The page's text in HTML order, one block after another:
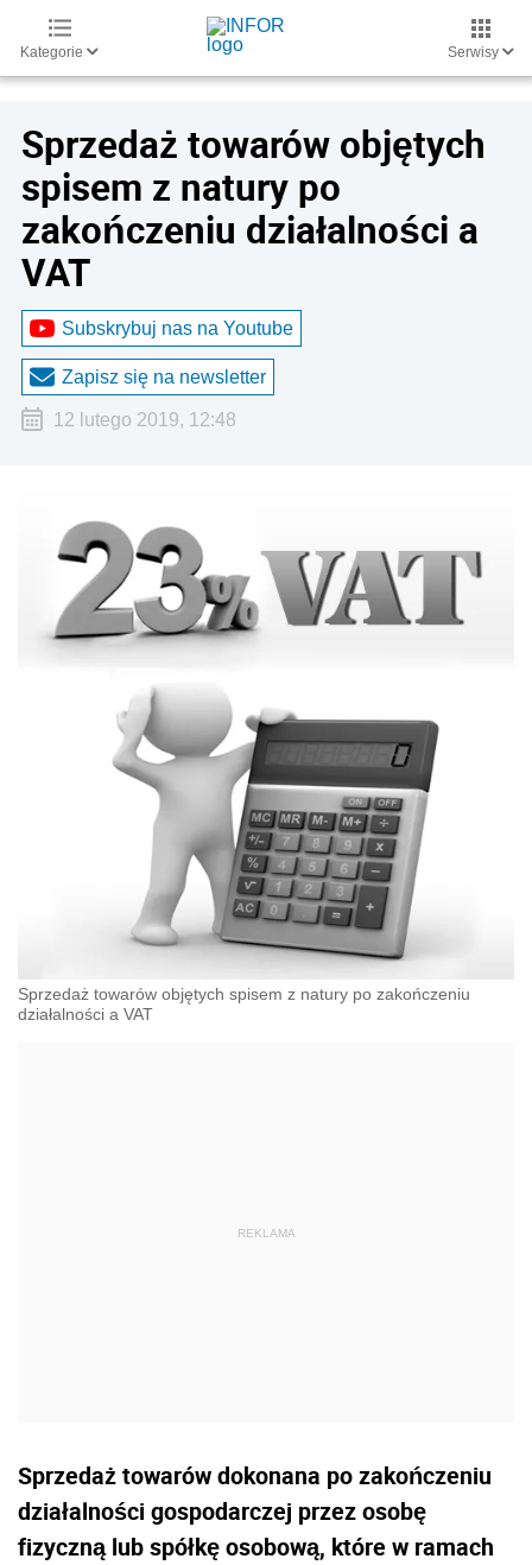
Kategorie Serwisy
Sprzedaż towarów objętych
spisem z natury po
zakończeniu działalności a
VAT
Subskrybuj nas na Youtube
Zapisz się na newsletter
12 lutego 2019, 12:48
Sprzedaż towarów objętych spisem z natury po zakończeniu
działalności a VAT
Sprzedaż towarów dokonana po zakończeniu
działalności gospodarczej przez osobę
fizyczną lub spółkę osobową, które w ramach